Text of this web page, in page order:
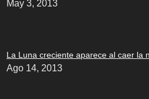
May 3, 2013
La Luna creciente aparece al caer la
Ago 14, 2013